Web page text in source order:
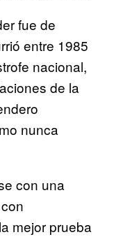
fue de
entre 1985
nacional,
de la
nunca
con una
mejor prueba